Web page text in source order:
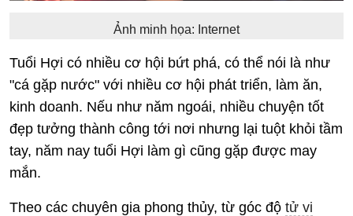
Ảnh minh họa: Internet
Tuổi Hợi có nhiều cơ hội bứt phá, có thể nói là như
"cá gặp nước" với nhiều cơ hội phát triển, làm ăn,
kinh doanh. Nếu như năm ngoái, nhiều chuyện tốt
đẹp tưởng thành công tới nơi nhưng lại tuột khỏi tầm
tay, năm nay tuổi Hợi làm gì cũng gặp được may
mắn.
Theo các chuyên gia phong thủy, từ góc độ tử vi